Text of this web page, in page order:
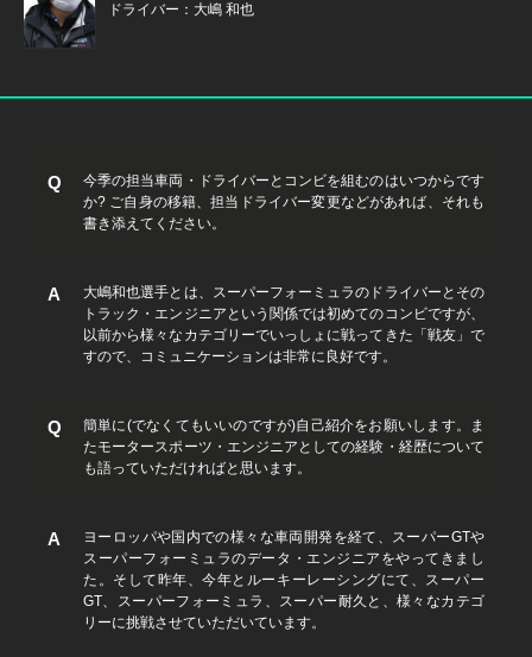
ドライバー：大嶋 和也
今季の担当車両・ドライバーとコンビを組むのはいつからです
か? ご自身の移籍、担当ドライバー変更などがあれば、それも
書き添えてください。
大嶋和也選手とは、スーパーフォーミュラのドライバーとその
トラック・エンジニアという関係では初めてのコンビですが、
以前から様々なカテゴリーでいっしょに戦ってきた「戦友」で
すので、コミュニケーションは非常に良好です。
簡単に(でなくてもいいのですが)自己紹介をお願いします。ま
たモータースポーツ・エンジニアとしての経験・経歴について
も語っていただければと思います。
ヨーロッパや国内での様々な車両開発を経て、スーパーGTや
スーパーフォーミュラのデータ・エンジニアをやってきまし
た。そして昨年、今年とルーキーレーシングにて、スーパー
GT、スーパーフォーミュラ、スーパー耐久と、様々なカテゴ
リーに挑戦させていただいています。